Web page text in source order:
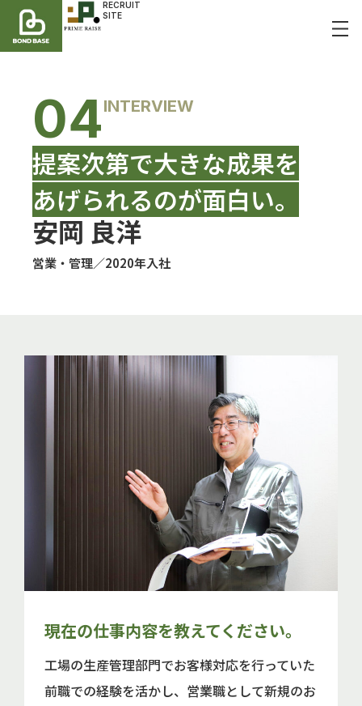
RECRUIT
SITE
04INTERVIEW
提案次第で大きな成果を
あげられるのが面白い。
安岡 良洋
営業・管理／2020年入社
現在の仕事内容を教えてください。
工場の生産管理部門でお客様対応を行っていた
前職での経験を活かし、営業職として新規のお